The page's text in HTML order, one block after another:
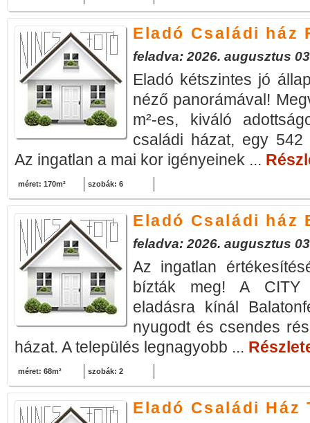
Eladó Családi ház
feladva: 2026. augusztus
Eladó kétszintes jó
néző panorámával!
m²-es, kiváló
családi házat, egy 542
Az ingatlan a mai kor igényeinek ...
méret: 170m² szobák: 6
Eladó Családi ház
feladva: 2026. augusztus
Az ingatlan
bízták meg! A CITY
eladásra kínál
nyugodt és csendes
házat. A település legnagyobb ...
méret: 68m² szobák: 2
Eladó Családi